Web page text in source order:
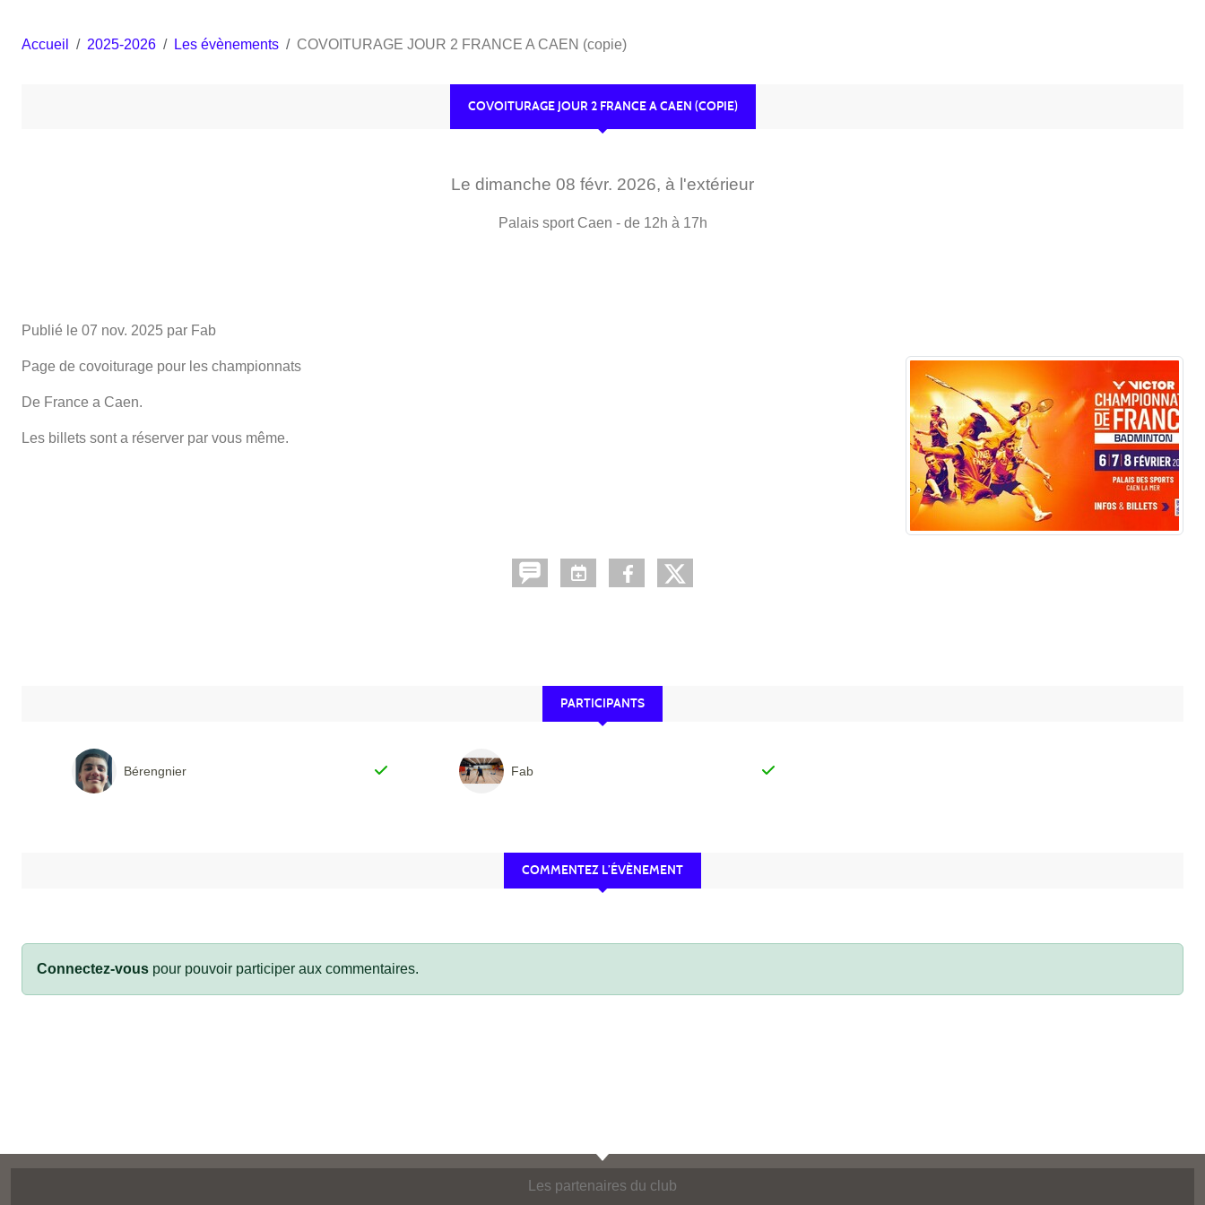
Accueil 2025-2026 Les évènements COVOITURAGE JOUR 2 FRANCE A CAEN (copie)
COVOITURAGE JOUR 2 FRANCE A CAEN (COPIE)
Le dimanche 08 févr. 2026, à l'extérieur
Palais sport Caen - de 12h à 17h
Publié le 07 nov. 2025 par Fab
Page de covoiturage pour les championnats
De France a Caen.
Les billets sont a réserver par vous même.
PARTICIPANTS
Bérengnier Fab
COMMENTEZ L’ÉVÈNEMENT
Connectez-vous pour pouvoir participer aux commentaires.
Les partenaires du club